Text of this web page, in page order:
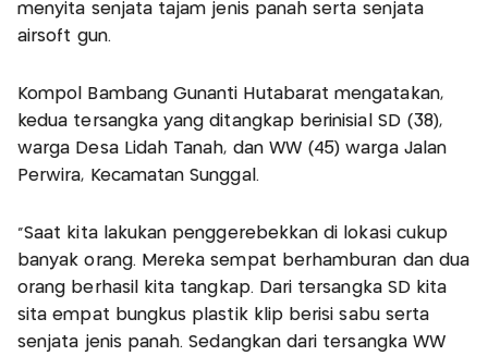
menyita senjata tajam jenis panah serta senjata
airsoft gun.
Kompol Bambang Gunanti Hutabarat mengatakan,
kedua tersangka yang ditangkap berinisial SD (38),
warga Desa Lidah Tanah, dan WW (45) warga Jalan
Perwira, Kecamatan Sunggal.
"Saat kita lakukan penggerebekkan di lokasi cukup
banyak orang. Mereka sempat berhamburan dan dua
orang berhasil kita tangkap. Dari tersangka SD kita
sita empat bungkus plastik klip berisi sabu serta
senjata jenis panah. Sedangkan dari tersangka WW